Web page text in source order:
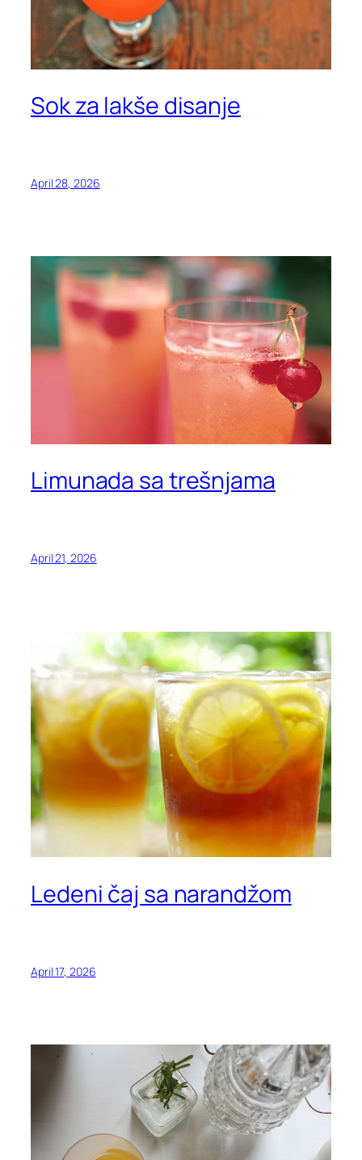
Sok za lakše disanje
April 28, 2026
Limunada sa trešnjama
April 21, 2026
Ledeni čaj sa narandžom
April 17, 2026